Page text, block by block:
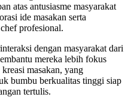
atas antusiasme masyarakat
ide masakan serta
profesional.
dengan masyarakat dari
mereka lebih fokus
masakan, yang
bumbu berkualitas tinggi siap
tertulis.